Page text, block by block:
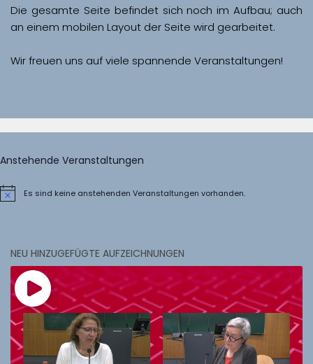
Die gesamte Seite befindet sich noch im Aufbau; auch
Wir freuen uns auf viele spannende Veranstaltungen!
Anstehende Veranstaltungen
HinweisEs sind keine anstehenden Veranstaltungen vorhanden.
NEU HINZUGEFÜGTE AUFZEICHNUNGEN